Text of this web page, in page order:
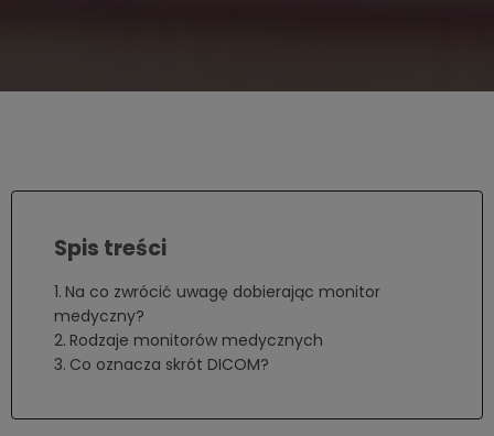
Na co zwrócić uwagę dobierając monitor
medyczny?
Rodzaje monitorów medycznych
Co oznacza skrót DICOM?